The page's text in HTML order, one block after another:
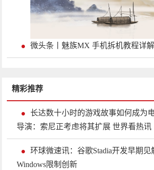
微头条丨魅族MX 手机拆机教程详解
精彩推荐
长达数十小时的游戏故事如何成为电
导演：索尼正考虑将其扩展 世界看热讯
环球微速讯：谷歌Stadia开发早期见
Windows限制创新